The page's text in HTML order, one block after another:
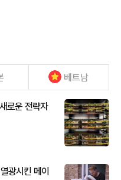
베트남
로운 전략자
광시킨 메이